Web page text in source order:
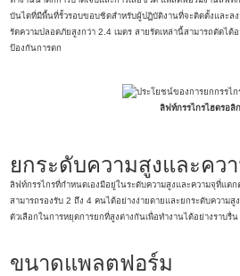
บันไดที่มีพื้นที่รั้วรอบขอบชิดสำหรับผู้ปฏิบัติงานที่จะติดตั้งและล
รัดความปลอดภัยสูงกว่า 2.4 เมตร สายรัดเหล่านี้สามารถตัดได้
ป้องกันการตก
ลิฟท์กรรไกรไฮดรอลิก
ยกระดับความสูงและคว
ลิฟท์กรรไกรที่กำหนดเองมีอยู่ในระดับความสูงและความจุที่แ
สามารถรองรับ 2 ถึง 4 คนได้อย่างง่ายดายและยกระดับความสู
ตัวเลือกในการหยุดการยกที่สูงต่างกันเพื่อทำงานได้อย่างราบรื่น
ขนาดแพลตฟอร์ม